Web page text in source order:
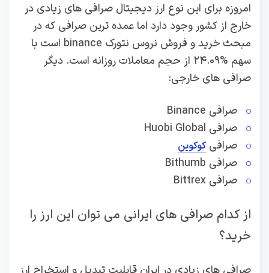
امروزه برای این نوع ارز دیجیتال صرافی های زیادی در
خارج از کشور وجود دارد اما عمده ترین صرافی که در
مبحث خرید و فروش نروس نتورک binance است با
سهم %۲۴.۰۹ از حجم معاملات روزانه است. دیگر
صرافی های خارجی:
صرافی Binance
صرافی Huobi Global
صرافیکوکوین
صرافی Bithumb
صرافی Bittrex
از کدام صرافی های ایرانی می توان این ارز را
خرید؟